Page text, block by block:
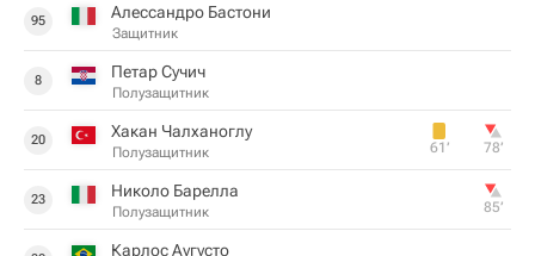
95 Алессандро Бастони
Защитник
8 Петар Сучич
Полузащитник
20 Хакан Чалханоглу
Полузащитник 61‎’‎ 78‎’‎
23 Николо Барелла
Полузащитник 85‎’‎
Карлос Аугусто